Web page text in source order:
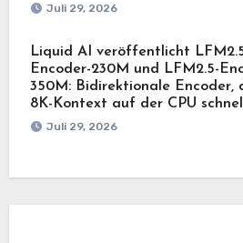
Juli 29, 2026
Liquid AI veröffentlicht
Encoder-230M und LFM2.5-
350M: Bidirektionale Encoder,
8K-Kontext auf der CPU
Juli 29, 2026